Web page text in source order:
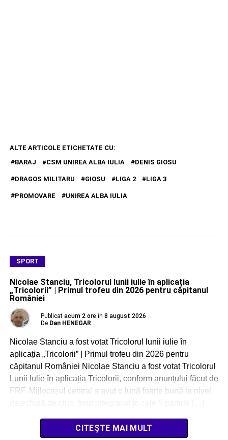
ALTE ARTICOLE ETICHETATE CU:
BARAJ
CSM UNIREA ALBA IULIA DENIS GIOSU
DRAGOS MILITARU GIOSU LIGA 2 LIGA 3
PROMOVARE UNIREA ALBA IULIA
SPORT
Nicolae Stanciu, Tricolorul lunii iulie în aplicația
„Tricolorii” | Primul trofeu din 2026 pentru căpitanul
României
Publicat acum 2 ore în 8 august 2026
De Dan HENEGAR
Nicolae Stanciu a fost votat Tricolorul lunii iulie în
aplicația „Tricolorii” | Primul trofeu din 2026 pentru
căpitanul României Nicolae Stanciu a fost votat Tricolorul
Lunii Iulie în aplicația Tricolorii, conform anunțului făcut de
FRF. Mijlocașul central a avut o lună foarte bună la nivel
CITEȘTE MAI MULT